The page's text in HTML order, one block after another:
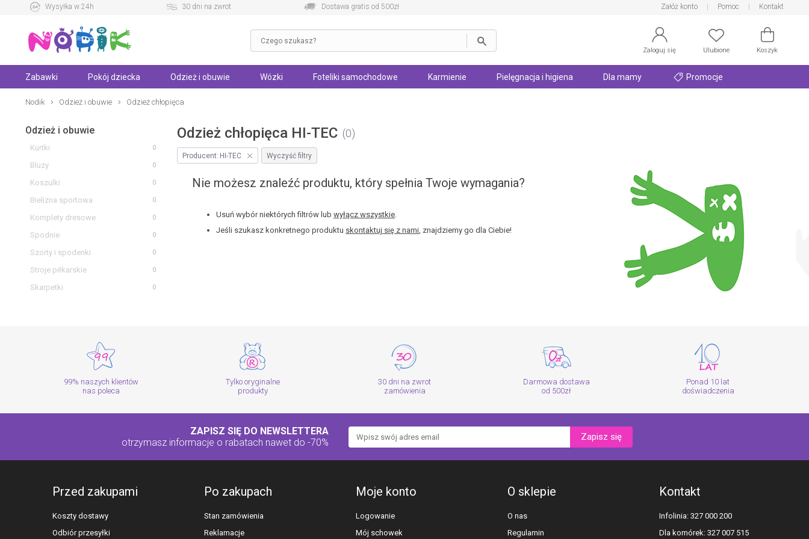
Wysyłka w 24h 30 dni na zwrot Dostawa gratis od 500zł Załóż konto Pomoc Kontakt
Zaloguj się Ulubione Koszyk
Zabawki Pokój dziecka Odzież i obuwie Wózki Foteliki samochodowe Karmienie Pielęgnacja i higiena Dla mamy Promocje
Nodik Odzież i obuwie Odzież chłopięca
Odzież chłopięca HI-TEC 0
Odzież i obuwie
Kurtki 0
Bluzy 0
Koszulki 0
Bielizna sportowa 0
Komplety dresowe 0
Spodnie 0
Szorty i spodenki 0
Stroje piłkarskie 0
Skarpetki 0
Wyczyść filtry
Producent: HI-TEC
Nie możesz znaleźć produktu, który spełnia Twoje wymagania?
Usuń wybór niektórych filtrów lub wyłącz wszystkie.
Jeśli szukasz konkretnego produktu skontaktuj się z nami, znajdziemy go dla Ciebie!
99% naszych klientów
nas poleca
Tylko oryginalne
produkty
30 dni na zwrot
zamówienia
Darmowa dostawa
od 500zł
Ponad 10 lat
doświadczenia
ZAPISZ SIĘ DO NEWSLETTERA
otrzymasz informacje o rabatach nawet do -70%
Zapisz się
Przed zakupami
Koszty dostawy
Odbiór przesyłki
Po zakupach
Stan zamówienia
Reklamacje
Moje konto
Logowanie
Mój schowek
O sklepie
O nas
Regulamin
Kontakt
Infolinia: 327 000 200
Dla komórek: 327 007 515